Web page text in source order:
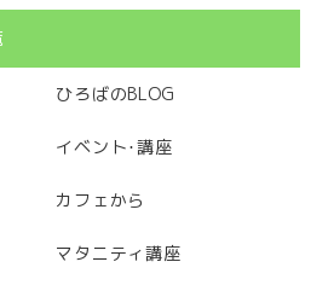
ひろばのBLOG
イベント･講座
カフェから
マタニティ講座